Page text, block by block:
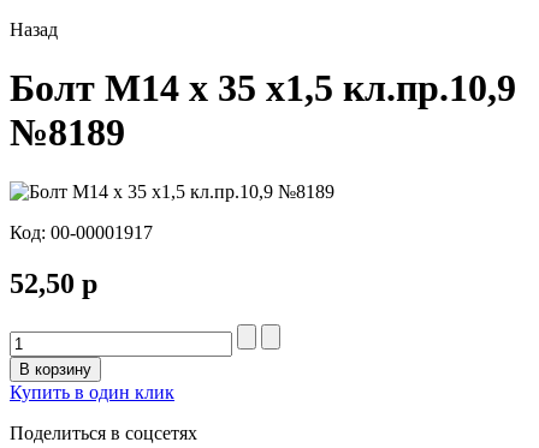
Назад
Болт М14 х 35 х1,5 кл.пр.10,9
№8189
Код: 00-00001917
52,50 р
В корзину
Купить в один клик
Поделиться в соцсетях